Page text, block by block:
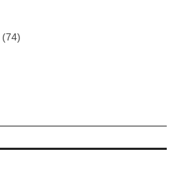
(74)